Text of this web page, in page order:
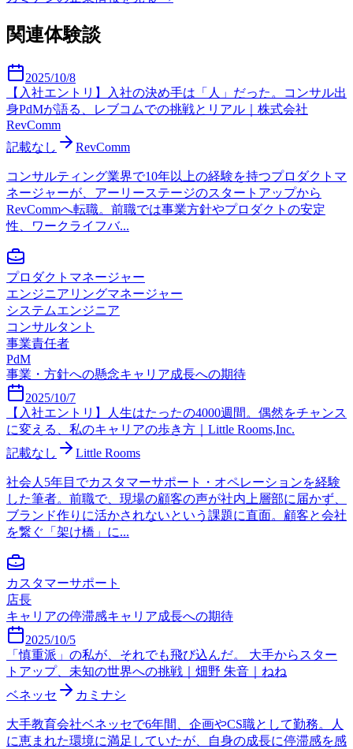
関連体験談
2025/10/8
【入社エントリ】入社の決め手は「人」だった。コンサル出
身PdMが語る、レブコムでの挑戦とリアル｜株式会社
RevComm
記載なし
RevComm
コンサルティング業界で10年以上の経験を持つプロダクトマ
ネージャーが、アーリーステージのスタートアップから
RevCommへ転職。前職では事業方針やプロダクトの安定
性、ワークライフバ...
プロダクトマネージャー
エンジニアリングマネージャー
システムエンジニア
コンサルタント
事業責任者
PdM
事業・方針への懸念キャリア成長への期待
2025/10/7
【入社エントリ】人生はたったの4000週間。偶然をチャンス
に変える、私のキャリアの歩き方｜Little Rooms,Inc.
記載なし
Little Rooms
社会人5年目でカスタマーサポート・オペレーションを経験
した筆者。前職で、現場の顧客の声が社内上層部に届かず、
ブランド作りに活かされないという課題に直面。顧客と会社
を繋ぐ「架け橋」に...
カスタマーサポート
店長
キャリアの停滞感キャリア成長への期待
2025/10/5
「慎重派」の私が、それでも飛び込んだ。 大手からスター
トアップ、未知の世界への挑戦｜畑野 朱音｜ねね
ベネッセ
カミナシ
大手教育会社ベネッセで6年間、企画やCS職として勤務。人
に恵まれた環境に満足していたが、自身の成長に停滞感を感